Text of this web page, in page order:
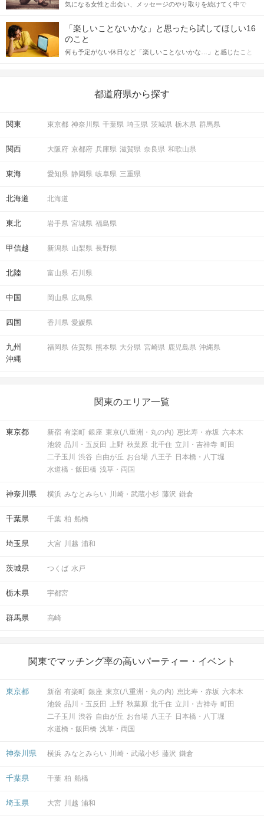
記事では、女性が話しかけて欲しい時に出すサインとその心理を
合にどのような行動に繋げるべきかをご紹介していきます。
気になる女性と出会い、メッセージのやり取りを続けてく中で
しかし、中には「どう誘ったらいいの？」とお困りの男性もいら
っしゃるのではないでしょうか。 そこで今回は、男性から女性へ
送るLINEでのデートの誘い方のコツをご紹介します。例文も混じ
えながら解説するので、ぜひ参考にしてください。
「楽しいことないかな」と思ったら試してほしい16
のこと
何も予定がない休日など「楽しいことないかな…」と感じたこと
の楽しいことアイデアを集めました♪ いままさに楽しいことを探し
都道府県から探す
関東 東京都 神奈川県 千葉県 埼玉県 茨城県 栃木県 群馬県
関西 大阪府 京都府 兵庫県 滋賀県 奈良県 和歌山県
東海 愛知県 静岡県 岐阜県 三重県
北海道 北海道
東北 岩手県 宮城県 福島県
甲信越 新潟県 山梨県 長野県
北陸 富山県 石川県
中国 岡山県 広島県
四国 香川県 愛媛県
九州
沖縄
福岡県 佐賀県 熊本県 大分県 宮崎県 鹿児島県 沖縄県
関東のエリア一覧
東京都 新宿 有楽町 銀座 東京(八重洲・丸の内) 恵比寿・赤坂 六本木
池袋 品川・五反田 上野 秋葉原 北千住 立川・吉祥寺 町田
二子玉川
渋谷 自由が丘 お台場 八王子 日本橋・八丁堀
水道橋・飯田橋 浅草・両国
神奈川県 横浜 みなとみらい 川崎・武蔵小杉 藤沢 鎌倉
千葉県 千葉 柏 船橋
埼玉県 大宮 川越 浦和
茨城県 つくば 水戸
栃木県 宇都宮
群馬県 高崎
関東でマッチング率の高いパーティー・イベント
東京都 新宿 有楽町 銀座 東京(八重洲・丸の内) 恵比寿・赤坂 六本木
池袋 品川・五反田 上野 秋葉原 北千住 立川・吉祥寺 町田
二子玉川
渋谷 自由が丘 お台場 八王子 日本橋・八丁堀
水道橋・飯田橋 浅草・両国
神奈川県 横浜 みなとみらい 川崎・武蔵小杉 藤沢 鎌倉
千葉県 千葉 柏 船橋
埼玉県 大宮 川越 浦和